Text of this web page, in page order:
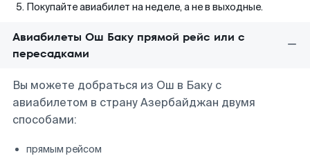
Покупайте авиабилет на неделе, а не в выходные.
Авиабилеты Ош Баку прямой рейс или с
пересадками
Вы можете добраться из Ош в Баку с
авиабилетом в страну Азербайджан двумя
способами:
прямым рейсом